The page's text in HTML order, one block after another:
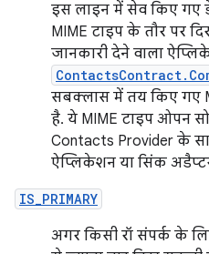
इस लाइन में सेव किए गए
MIME टाइप के तौर पर
जानकारी देने वाला
सबक्लास में तय किए गए
है. ये MIME टाइप ओपन
Contacts Provider के
ऐप्लिकेशन या सिंक
IS_PRIMARY
अगर किसी रॉ संपर्क के